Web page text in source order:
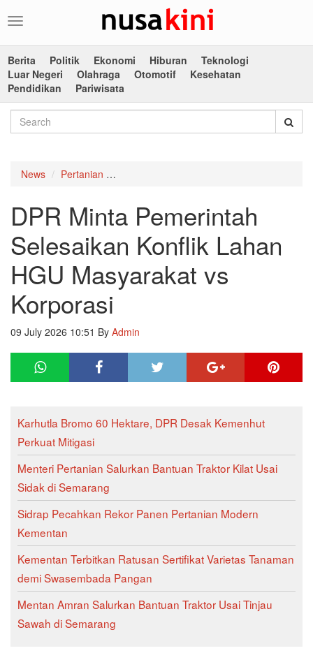
Toggle
Berita
Politik Ekonomi Hiburan
Teknologi
Luar Negeri
Olahraga Otomotif
Kesehatan
Pendidikan
Pariwisata
News Pertanian
DPR Minta Pemerintah
Selesaikan Konflik Lahan
HGU Masyarakat vs
Korporasi
09 July 2026 10:51 By Admin
Karhutla Bromo 60 Hektare, DPR Desak Kemenhut
Perkuat Mitigasi
Menteri Pertanian Salurkan Bantuan Traktor Kilat Usai
Sidak di Semarang
Sidrap Pecahkan Rekor Panen Pertanian Modern
Kementan
Kementan Terbitkan Ratusan Sertifikat Varietas Tanaman
demi Swasembada Pangan
Mentan Amran Salurkan Bantuan Traktor Usai Tinjau
Sawah di Semarang